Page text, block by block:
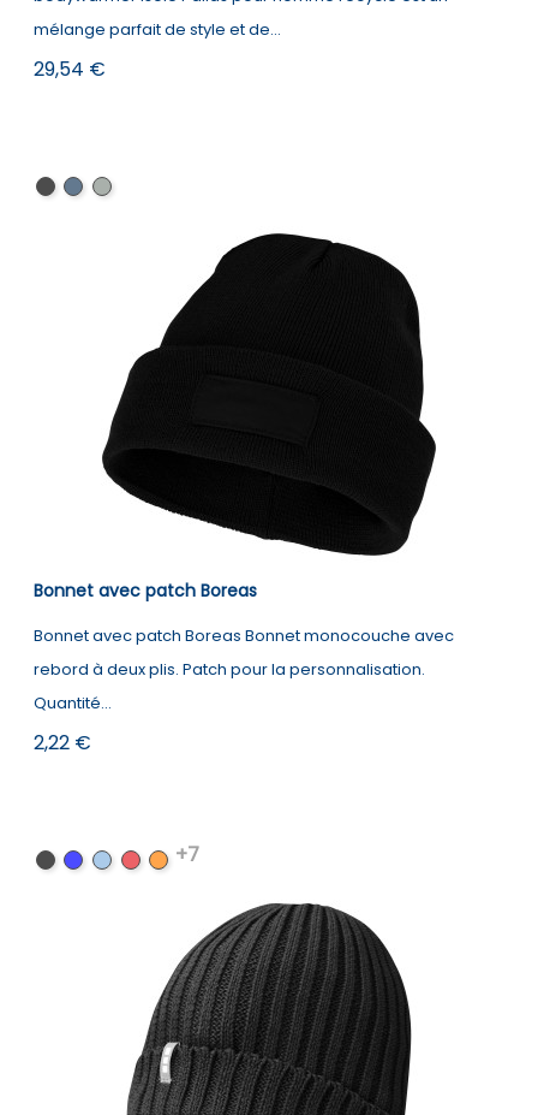
mélange parfait de style et de...
Prix
29,54 €
NoirMarine
Gris
Bonnet avec patch Boreas
Bonnet avec patch Boreas Bonnet monocouche avec
rebord à deux plis. Patch pour la personnalisation.
Quantité...
Prix
2,22 €
NoirBleuBleuRougeOrange
+7